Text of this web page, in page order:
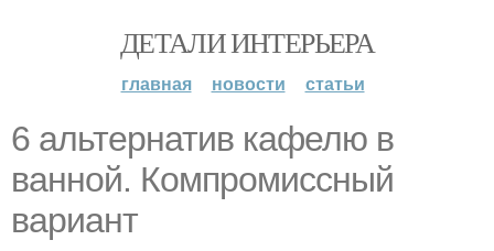
ДЕТАЛИ ИНТЕРЬЕРА
главная новости статьи
6 альтернатив кафелю в
ванной. Компромиссный
вариант